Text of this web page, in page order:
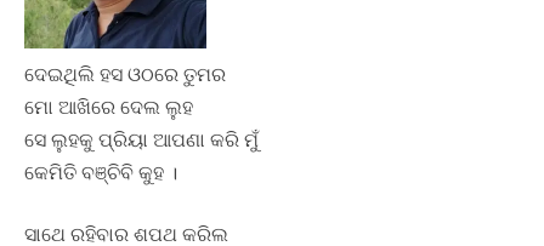
ଦେଇଥିଲି ହସ ଓଠରେ ତୁମର
ମୋ ଆଖିରେ ଦେଲ ଲୁହ
ସେ ଲୁହକୁ ପ୍ରିୟା ଆପଣା କରି ମୁଁ
କେମିତି ବଞ୍ଚିବି କୁହ ।
ସାଥେ ରହିବାର ଶପଥ କରିଲ